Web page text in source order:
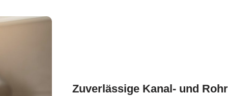
Zuverlässige Kanal- und